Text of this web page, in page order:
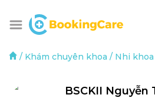
/ Khám chuyên khoa / Nhi khoa
BSCKII Nguyễn